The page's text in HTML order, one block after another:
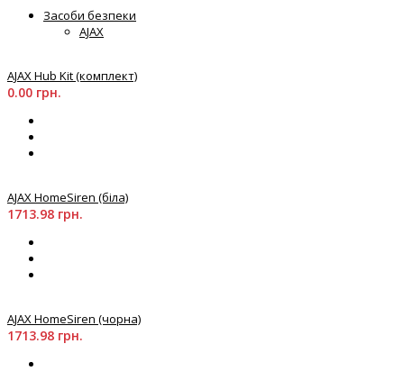
Засоби безпеки
AJAX
AJAX Hub Kit (комплект)
0.00 грн.
AJAX HomeSiren (біла)
1713.98 грн.
AJAX HomeSiren (чорна)
1713.98 грн.